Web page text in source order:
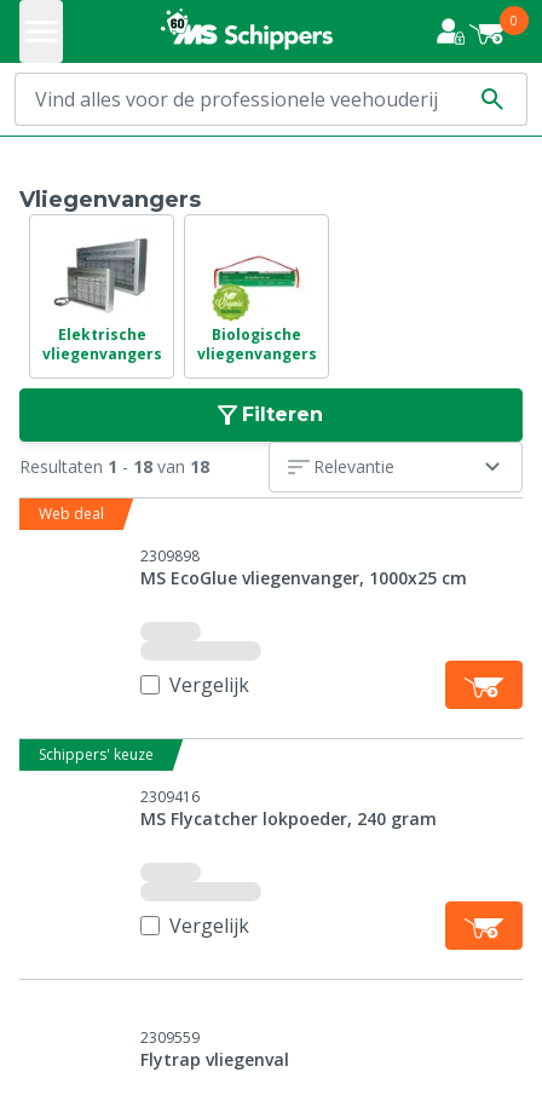
0
Vliegenvangers
Elektrische
vliegenvangers
Biologische
vliegenvangers
Filteren
Resultaten 1 - 18 van 18 Relevantie
Web deal
2309898
MS EcoGlue vliegenvanger, 1000x25 cm
Vergelijk
Schippers' keuze
2309416
MS Flycatcher lokpoeder, 240 gram
Vergelijk
2309559
Flytrap vliegenval